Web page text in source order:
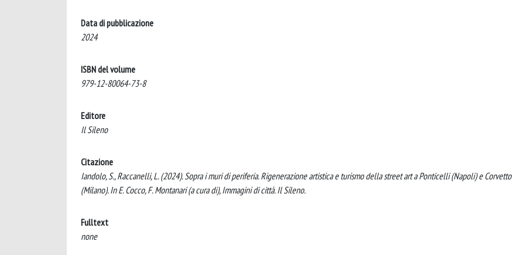
Data di pubblicazione
2024
ISBN del volume
979-12-80064-73-8
Editore
Il Sileno
Citazione
Iandolo, S., Raccanelli, L. (2024). Sopra i muri di periferia. Rigenerazione artistica e turismo della street art a Ponticelli (Napoli) e Corvetto
(Milano). In E. Cocco, F. Montanari (a cura di), Immagini di città. Il Sileno.
Fulltext
none